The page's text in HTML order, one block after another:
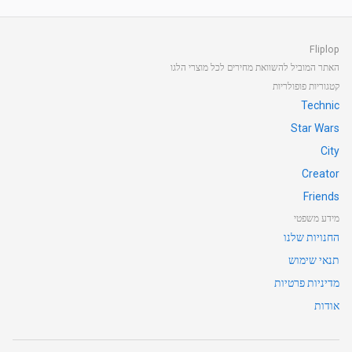
Fliplop
האתר המוביל להשוואת מחירים לכל מוצרי הלגו
קטגוריות פופולריות
Technic
Star Wars
City
Creator
Friends
מידע משפטי
החנויות שלנו
תנאי שימוש
מדיניות פרטיות
אודות